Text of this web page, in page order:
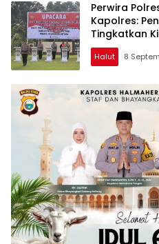
Perwira
Kapolres:
Tingkatkan
Halut 8